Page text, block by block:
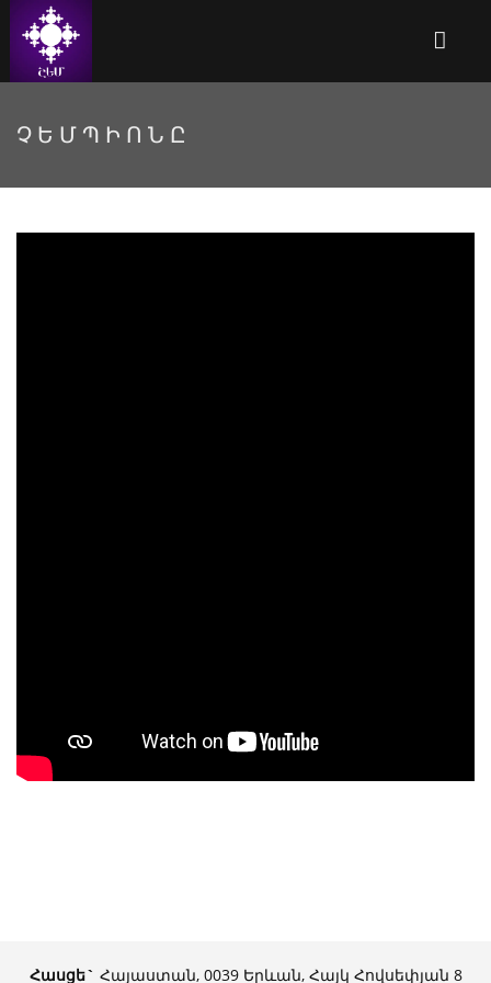
ՉԵՄՊԻՈՆԸ
Հասցե` Հայաստան, 0039 Երևան, Հայկ Հովսեփյան 8